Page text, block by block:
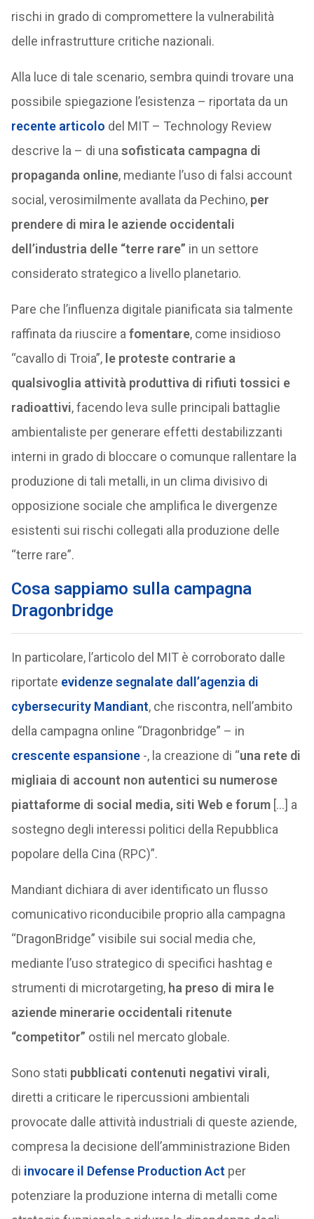
rischi in grado di compromettere la vulnerabilità
delle infrastrutture critiche nazionali.
Alla luce di tale scenario, sembra quindi trovare una
possibile spiegazione l’esistenza – riportata da un
recente articolo del MIT – Technology Review
descrive la – di una sofisticata campagna di
propaganda online, mediante l’uso di falsi account
social, verosimilmente avallata da Pechino, per
prendere di mira le aziende occidentali
dell’industria delle “terre rare” in un settore
considerato strategico a livello planetario.
Pare che l’influenza digitale pianificata sia talmente
raffinata da riuscire a fomentare, come insidioso
“cavallo di Troia”, le proteste contrarie a
qualsivoglia attività produttiva di rifiuti tossici e
radioattivi, facendo leva sulle principali battaglie
ambientaliste per generare effetti destabilizzanti
interni in grado di bloccare o comunque rallentare la
produzione di tali metalli, in un clima divisivo di
opposizione sociale che amplifica le divergenze
esistenti sui rischi collegati alla produzione delle
“terre rare”.
Cosa sappiamo sulla campagna
Dragonbridge
In particolare, l’articolo del MIT è corroborato dalle
riportate evidenze segnalate dall’agenzia di
cybersecurity Mandiant, che riscontra, nell’ambito
della campagna online “Dragonbridge” – in
crescente espansione-, la creazione di “una rete di
migliaia di account non autentici su numerose
piattaforme di social media, siti Web e forum[…] a
sostegno degli interessi politici della Repubblica
popolare della Cina (RPC)”.
Mandiant dichiara di aver identificato un flusso
comunicativo riconducibile proprio alla campagna
“DragonBridge” visibile sui social media che,
mediante l’uso strategico di specifici hashtag e
strumenti di microtargeting, ha preso di mira le
aziende minerarie occidentali ritenute
“competitor” ostili nel mercato globale.
Sono stati pubblicati contenuti negativi virali,
diretti a criticare le ripercussioni ambientali
provocate dalle attività industriali di queste aziende,
compresa la decisione dell’amministrazione Biden
di invocare il Defense Production Act per
potenziare la produzione interna di metalli come